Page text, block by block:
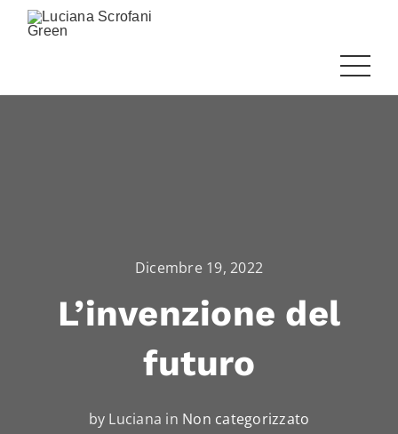
Dicembre 19, 2022
L’invenzione del
futuro
by Luciana in Non categorizzato